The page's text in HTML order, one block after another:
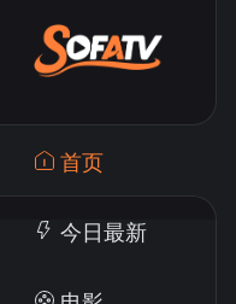
首页
今日最新